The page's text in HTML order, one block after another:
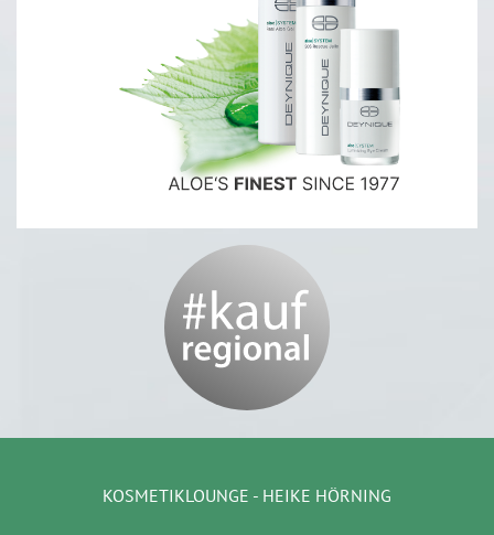
KOSMETIKLOUNGE - HEIKE HÖRNING